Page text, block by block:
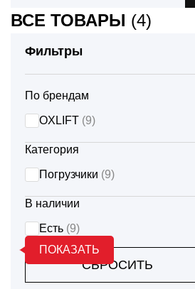
LIUGONG
OXLIFT
МУЛЬЧЕРЫ
ОТВАЛЫ
ПРЕСС - ПОДБОРЩИКИ
ФРЕЗЫ
ФРОНТАЛЬНЫЕ ПОГРУЗЧИКИ
ЩЕТКИ
ЯМОБУРЫ
ВСЕ ТОВАРЫ (4)
Фильтры
По брендам
OXLIFT (9)
Категория
Погрузчики (9)
В наличии
Есть (9)
ПОКАЗАТЬ
СБРОСИТЬ